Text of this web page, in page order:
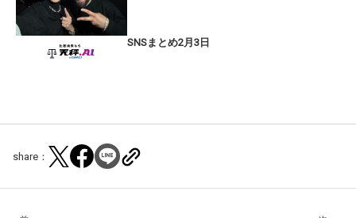
SNSまとめ2月3日
share：